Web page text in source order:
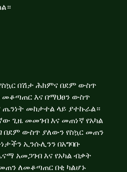
በሽታ ሕክምና በደም ውስጥ
መቆጣጠር እና በማህፀን ውስጥ
ጤንነት መከታተል ላይ ያተኩራል።
ጊዜ መመገብ እና መጠነኛ የአካል
በደም ውስጥ ያለውን የስኳር መጠን
ኢንሱሊንን በአግባቡ
አመጋገብ እና የአካል ብቃት
ለመቆጣጠር በቂ ካልሆኑ